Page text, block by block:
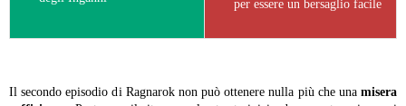
per essere un bersaglio facile
Il secondo episodio di Ragnarok non può ottenere nulla più che una misera